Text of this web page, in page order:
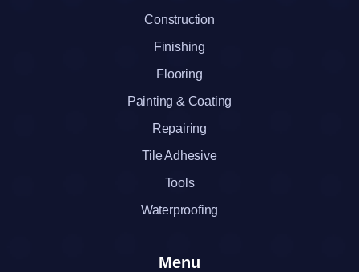
Construction
Finishing
Flooring
Painting & Coating
Repairing
Tile Adhesive
Tools
Waterproofing
Menu